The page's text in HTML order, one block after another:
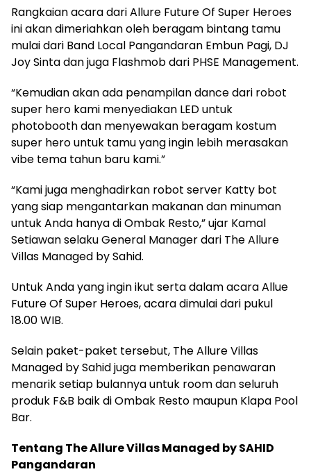
Rangkaian acara dari Allure Future Of Super Heroes
ini akan dimeriahkan oleh beragam bintang tamu
mulai dari Band Local Pangandaran Embun Pagi, DJ
Joy Sinta dan juga Flashmob dari PHSE Management.
“Kemudian akan ada penampilan dance dari robot
super hero kami menyediakan LED untuk
photobooth dan menyewakan beragam kostum
super hero untuk tamu yang ingin lebih merasakan
vibe tema tahun baru kami.”
“Kami juga menghadirkan robot server Katty bot
yang siap mengantarkan makanan dan minuman
untuk Anda hanya di Ombak Resto,” ujar Kamal
Setiawan selaku General Manager dari The Allure
Villas Managed by Sahid.
Untuk Anda yang ingin ikut serta dalam acara Allue
Future Of Super Heroes, acara dimulai dari pukul
18.00 WIB.
Selain paket-paket tersebut, The Allure Villas
Managed by Sahid juga memberikan penawaran
menarik setiap bulannya untuk room dan seluruh
produk F&B baik di Ombak Resto maupun Klapa Pool
Bar.
Tentang The Allure Villas Managed by SAHID
Pangandaran